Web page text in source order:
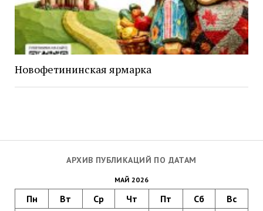
АРХИВ ПУБЛИКАЦИЙ ПО ДАТАМ
МАЙ 2026
Пн Вт Ср Чт Пт Сб Вс
Новофетининская ярмарка